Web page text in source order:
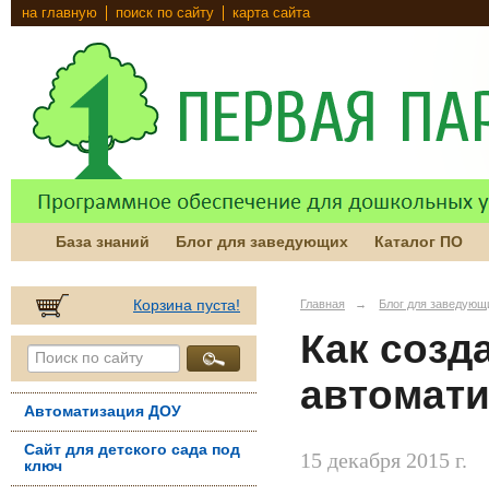
на главную поиск по сайту карта сайта
База знаний Блог для заведующих Каталог ПО
Корзина пуста!
Автоматизация ДОУ
Сайт для детского сада под
ключ
Главная → Блог для
Как
15 декабря 2015 г.